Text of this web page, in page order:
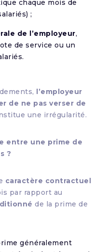
chaque mois de
;
de l’employeur,
de service ou un
l’employeur
de ne pas verser de
une irrégularité.
entre une prime de
?
caractère contractuel
par rapport au
de la prime de
généralement